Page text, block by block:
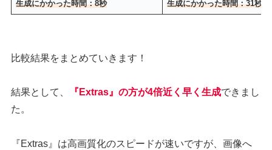
生成にかかった時間：8秒 生成にかかった時間：31秒
比較結果をまとめていきます！
結果として、 『Extras』の方が4倍近く早く生成できまし
た。
『Extras』は高画質化のスピードが速いですが、画像へ